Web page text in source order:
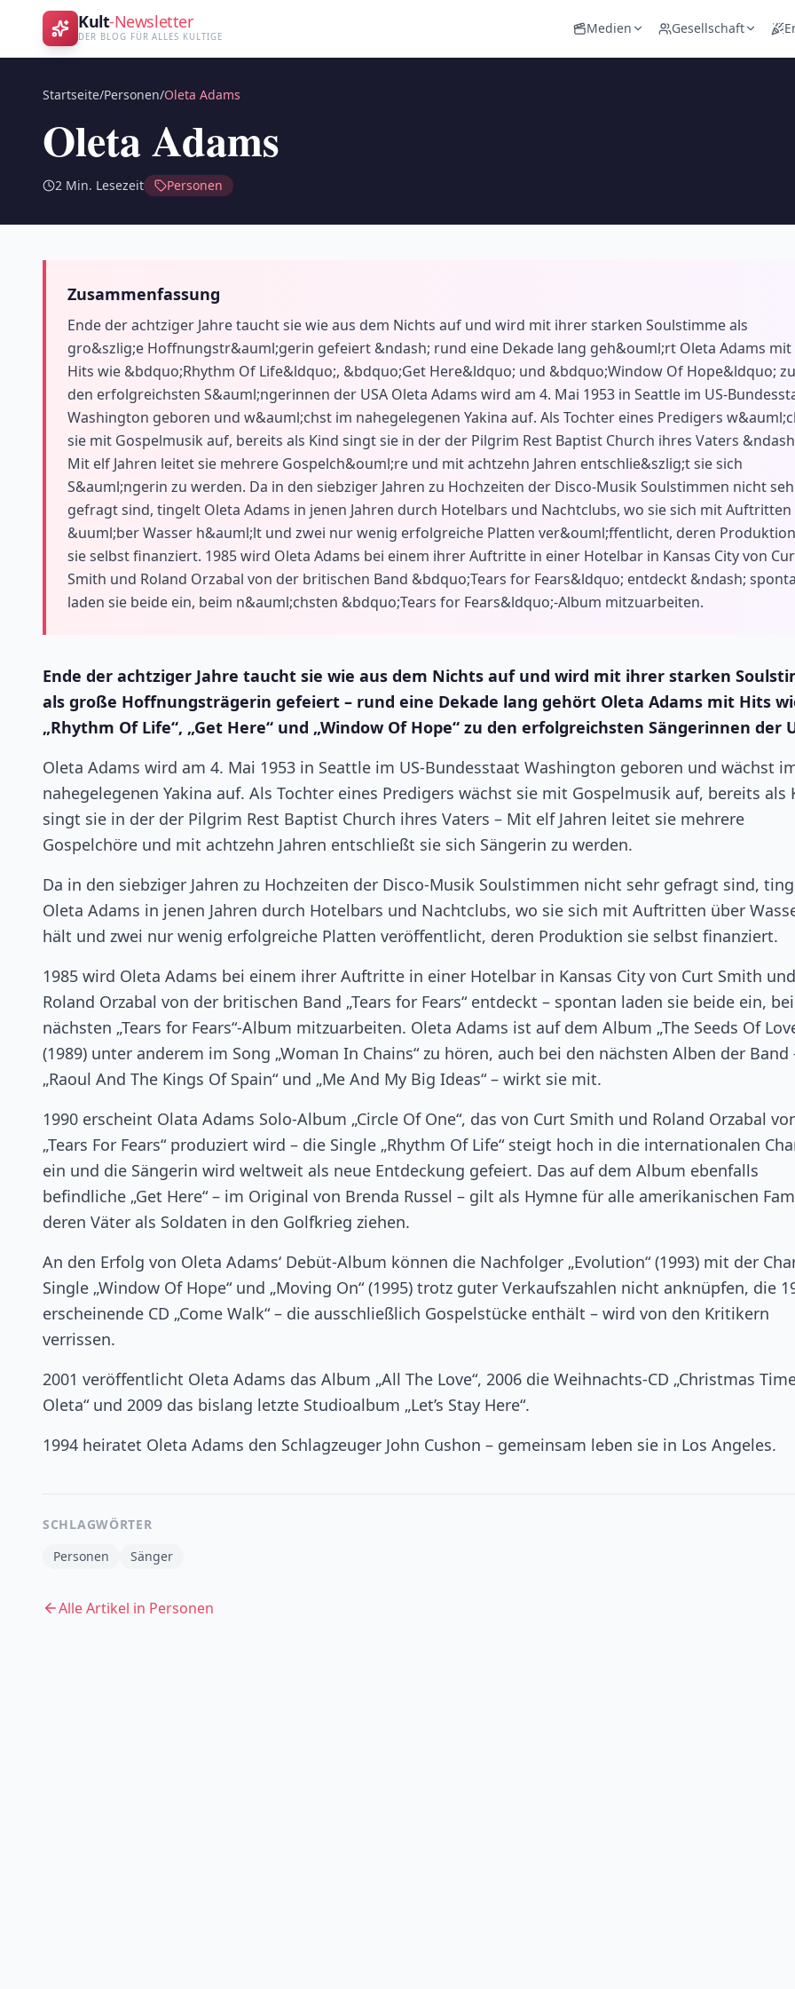
Kult-Newsletter
DER BLOG FÜR ALLES KULTIGE
Medien Gesellschaft
Startseite/Personen/Oleta Adams
Oleta Adams
2 Min. Lesezeit Personen
Zusammenfassung
Ende der achtziger Jahre taucht sie wie aus dem Nichts auf und wird mit ihrer starken Soulstimme als
gro&szlig;e Hoffnungstr&auml;gerin gefeiert &ndash; rund eine Dekade lang geh&ouml;rt Oleta Adams mit
Hits wie &bdquo;Rhythm Of Life&ldquo;, &bdquo;Get Here&ldquo; und &bdquo;Window Of Hope&ldquo; zu
den erfolgreichsten S&auml;ngerinnen der USA Oleta Adams wird am 4. Mai 1953 in Seattle im US-
Washington geboren und w&auml;chst im nahegelegenen Yakina auf. Als Tochter eines Predigers
sie mit Gospelmusik auf, bereits als Kind singt sie in der der Pilgrim Rest Baptist Church ihres Vaters
Mit elf Jahren leitet sie mehrere Gospelch&ouml;re und mit achtzehn Jahren entschlie&szlig;t sie sich
S&auml;ngerin zu werden. Da in den siebziger Jahren zu Hochzeiten der Disco-Musik Soulstimmen nicht
gefragt sind, tingelt Oleta Adams in jenen Jahren durch Hotelbars und Nachtclubs, wo sie sich mit Auftritten
&uuml;ber Wasser h&auml;lt und zwei nur wenig erfolgreiche Platten ver&ouml;ffentlicht, deren Produktion
sie selbst finanziert. 1985 wird Oleta Adams bei einem ihrer Auftritte in einer Hotelbar in Kansas City von
Smith und Roland Orzabal von der britischen Band &bdquo;Tears for Fears&ldquo; entdeckt &ndash;
laden sie beide ein, beim n&auml;chsten &bdquo;Tears for Fears&ldquo;-Album mitzuarbeiten.
Ende der achtziger Jahre taucht sie wie aus dem Nichts auf und wird mit ihrer starken
als große Hoffnungsträgerin gefeiert – rund eine Dekade lang gehört Oleta Adams mit Hits
„Rhythm Of Life“, „Get Here“ und „Window Of Hope“ zu den erfolgreichsten Sängerinnen der
Oleta Adams wird am 4. Mai 1953 in Seattle im US-Bundesstaat Washington geboren und wächst
nahegelegenen Yakina auf. Als Tochter eines Predigers wächst sie mit Gospelmusik auf, bereits als
singt sie in der der Pilgrim Rest Baptist Church ihres Vaters – Mit elf Jahren leitet sie mehrere
Gospelchöre und mit achtzehn Jahren entschließt sie sich Sängerin zu werden.
Da in den siebziger Jahren zu Hochzeiten der Disco-Musik Soulstimmen nicht sehr gefragt sind,
Oleta Adams in jenen Jahren durch Hotelbars und Nachtclubs, wo sie sich mit Auftritten über
hält und zwei nur wenig erfolgreiche Platten veröffentlicht, deren Produktion sie selbst finanziert.
1985 wird Oleta Adams bei einem ihrer Auftritte in einer Hotelbar in Kansas City von Curt Smith und
Roland Orzabal von der britischen Band „Tears for Fears“ entdeckt – spontan laden sie beide ein,
nächsten „Tears for Fears“-Album mitzuarbeiten. Oleta Adams ist auf dem Album „The Seeds Of
(1989) unter anderem im Song „Woman In Chains“ zu hören, auch bei den nächsten Alben der Band
„Raoul And The Kings Of Spain“ und „Me And My Big Ideas“ – wirkt sie mit.
1990 erscheint Olata Adams Solo-Album „Circle Of One“, das von Curt Smith und Roland Orzabal
„Tears For Fears“ produziert wird – die Single „Rhythm Of Life“ steigt hoch in die internationalen
ein und die Sängerin wird weltweit als neue Entdeckung gefeiert. Das auf dem Album ebenfalls
befindliche „Get Here“ – im Original von Brenda Russel – gilt als Hymne für alle amerikanischen
deren Väter als Soldaten in den Golfkrieg ziehen.
An den Erfolg von Oleta Adams‘ Debüt-Album können die Nachfolger „Evolution“ (1993) mit der
Single „Window Of Hope“ und „Moving On“ (1995) trotz guter Verkaufszahlen nicht anknüpfen, die
erscheinende CD „Come Walk“ – die ausschließlich Gospelstücke enthält – wird von den Kritikern
verrissen.
2001 veröffentlicht Oleta Adams das Album „All The Love“, 2006 die Weihnachts-CD „Christmas
Oleta“ und 2009 das bislang letzte Studioalbum „Let’s Stay Here“.
1994 heiratet Oleta Adams den Schlagzeuger John Cushon – gemeinsam leben sie in Los Angeles.
SCHLAGWÖRTER
Personen
Sänger
Alle Artikel in Personen